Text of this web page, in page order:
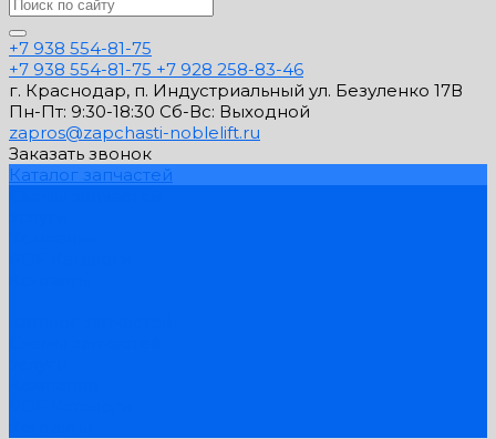
+7 938 554-81-75
+7 938 554-81-75 +7 928 258-83-46
г. Краснодар, п. Индустриальный ул. Безуленко 17В
Пн-Пт: 9:30-18:30 Cб-Вс: Выходной
zapros@zapchasti-noblelift.ru
Заказать звонок
Каталог запчастей